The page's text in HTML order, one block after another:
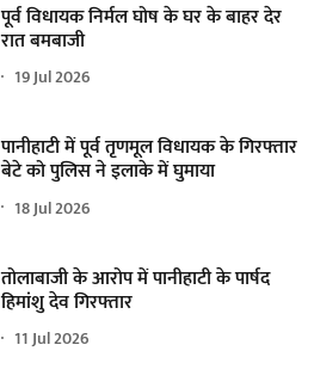
पूर्व विधायक निर्मल घोष के घर के बाहर देर
रात बमबाजी
19 Jul 2026
पानीहाटी में पूर्व तृणमूल विधायक के गिरफ्तार
बेटे को पुलिस ने इलाके में घुमाया
18 Jul 2026
तोलाबाजी के आरोप में पानीहाटी के पार्षद
हिमांशु देव गिरफ्तार
11 Jul 2026